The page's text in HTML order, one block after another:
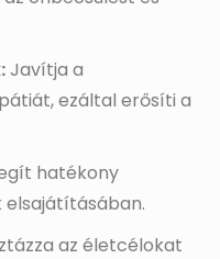
Javítja a
ezáltal erősíti a
hatékony
elsajátításában.
az életcélokat